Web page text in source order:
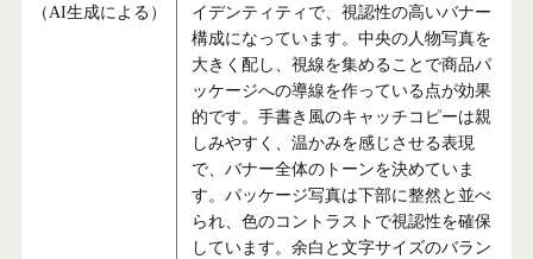
（AI生成による）
イデンティティで、視認性の高いバナー
構成になっています。中央の人物写真を
大きく配し、視線を集めることで商品パ
ッケージへの導線を作っている点が効果
的です。手書き風のキャッチコピーは親
しみやすく、温かみを感じさせる表現
で、バナー全体のトーンを決めていま
す。パッケージ写真は下部に整然と並べ
られ、色のコントラストで視認性を確保
しています。余白と文字サイズのバラン